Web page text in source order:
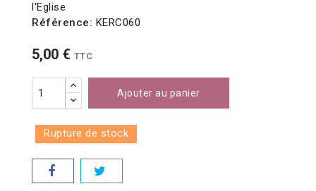
l'Eglise
Référence: KERC060
5,00 € TTC
Ajouter au panier
Rupture de stock